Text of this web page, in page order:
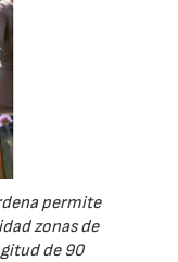
permite
zonas de
de 90